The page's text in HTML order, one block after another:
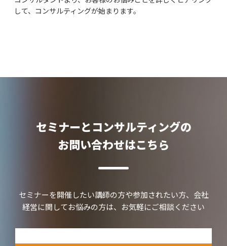
して、コンサルティングが始まります。
セミナーとコンサルティングの
お問い合わせはこちら
セミナーを開催したい講師の方や参加されたい方、会社
経営に関してお悩みの方は、お気軽にご相談ください